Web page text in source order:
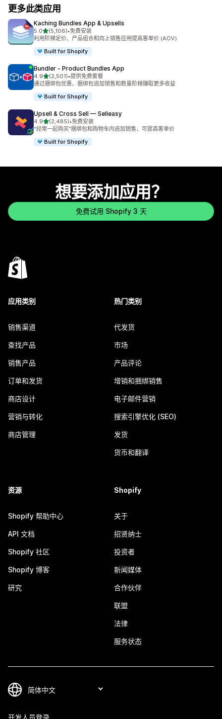
更多此类应用
Kaching Bundles App & Upsells
5.0星（满分 5 星）
(5,106)
总共 5106 条评论
•免费安装
利用阶梯定价、产品组合和向上销售应用提高客单价 (AOV)
Built for Shopify
Bundler ‑ Product Bundles App
4.9星（满分 5 星）
(2,501)
总共 2501 条评论
•提供免费套餐
通过捆绑包优惠、捆绑包追加销售和数量阶梯赚取更多收益
Built for Shopify
Upsell & Cross Sell — Selleasy
4.9星（满分 5 星）
(2,485)
总共 2485 条评论
•免费安装
“经常一起购买”捆绑包和购物车内追加销售，可提高客单价
Built for Shopify
想要添加应用？
免费试用 Shopify 3 天
应用类别
销售渠道
查找产品
销售产品
订单和发货
商店设计
营销与转化
商店管理
热门类别
代发货
市场
产品评论
增销和捆绑销售
电子邮件营销
搜索引擎优化 (SEO)
发货
货币和翻译
资源
Shopify 帮助中心
API 文档
Shopify 社区
Shopify 博客
研究
Shopify
关于
招贤纳士
投资者
新闻媒体
合作伙伴
联盟
法律
服务状态